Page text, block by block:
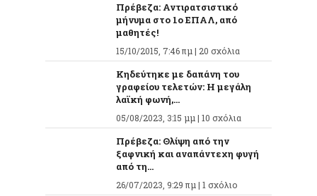
Πρέβεζα: Αντιρατσιστικό
μήνυμα στο 1ο ΕΠΑΛ, από
μαθητές!
15/10/2015, 7:46 πμ | 20 σχόλια
Κηδεύτηκε με δαπάνη του
γραφείου τελετών: Η μεγάλη
λαϊκή φωνή,...
05/08/2023, 3:15 μμ | 10 σχόλια
Πρέβεζα: Θλίψη από την
ξαφνική και αναπάντεχη φυγή
από τη...
26/07/2023, 9:29 πμ | 1 σχόλιο